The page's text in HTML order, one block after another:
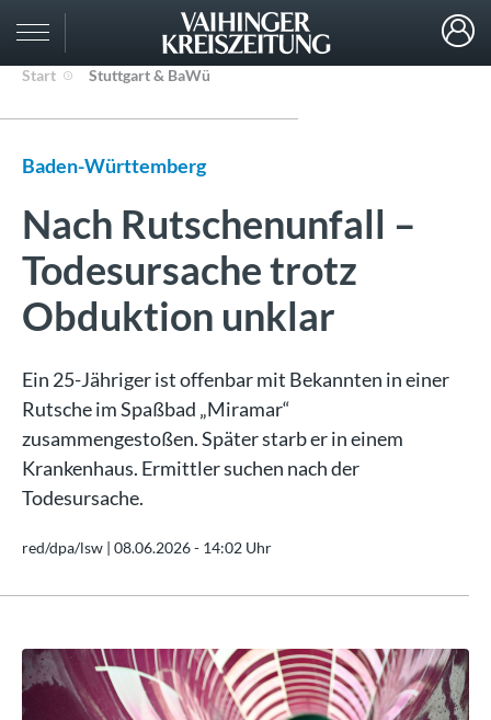
Start Stuttgart & BaWü
Baden-Württemberg
Nach Rutschenunfall –
Todesursache trotz
Obduktion unklar
Ein 25-Jähriger ist offenbar mit Bekannten in einer
Rutsche im Spaßbad „Miramar“
zusammengestoßen. Später starb er in einem
Krankenhaus. Ermittler suchen nach der
Todesursache.
red/dpa/lsw | 08.06.2026 - 14:02 Uhr